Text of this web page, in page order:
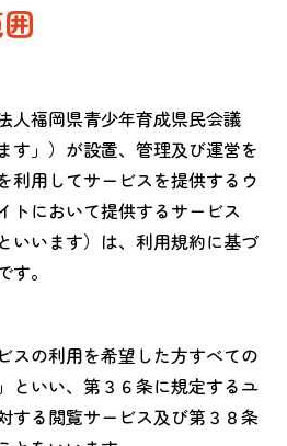
人福岡県青少年育成県民会議
す」）が設置、管理及び運営を
利用してサービスを提供するウ
トにおいて提供するサービス
いいます）は、利用規約に基づ
。
スの利用を希望した方すべての
といい、第３６条に規定するユ
する閲覧サービス及び第３８条